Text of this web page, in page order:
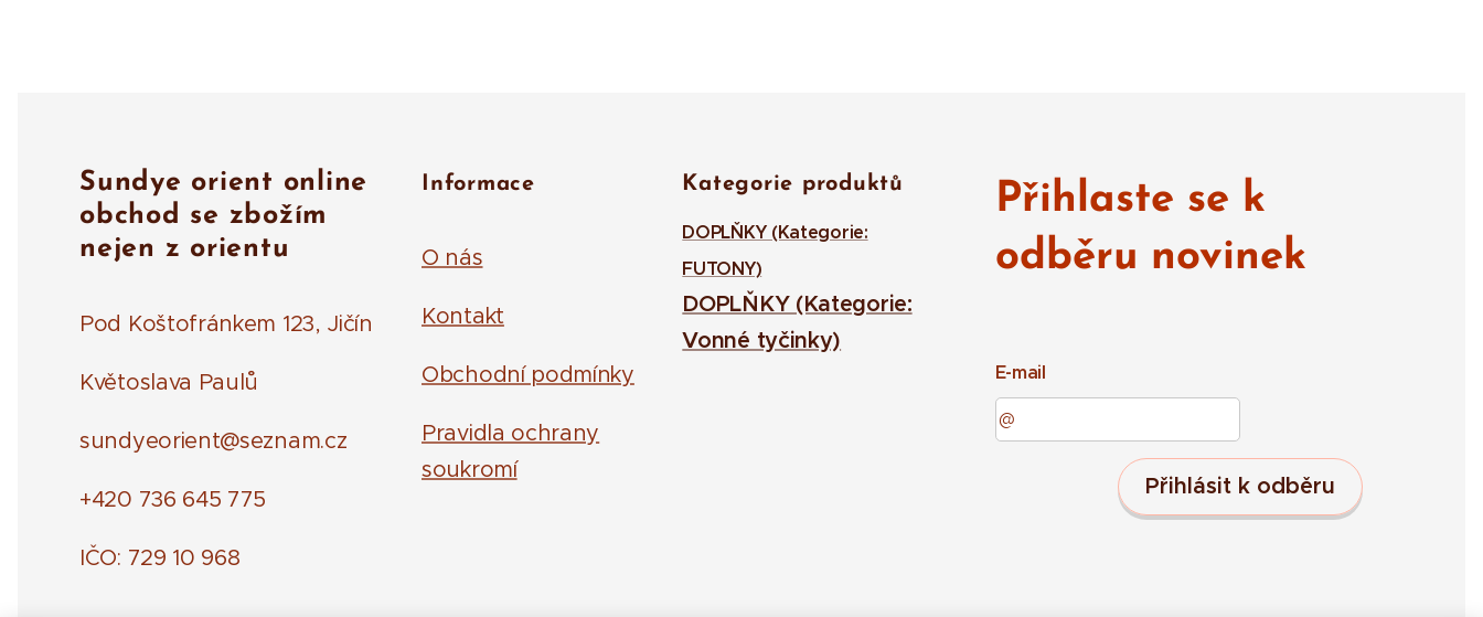
Sundye orient online
obchod se zbožím
nejen z orientu
Pod Koštofránkem 123, Jičín
Květoslava Paulů
sundyeorient@seznam.cz
+420 736 645 775
IČO: 729 10 968
Informace
O nás
Kontakt
Obchodní podmínky
Pravidla ochrany
soukromí
Kategorie produktů
DOPLŇKY (Kategorie:
FUTONY)
DOPLŇKY (Kategorie:
Vonné tyčinky)
Přihlaste se k
odběru novinek
E-mail
Přihlásit k odběru